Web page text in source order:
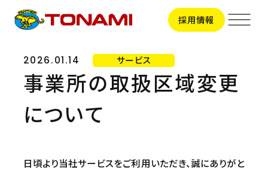
採用情報
サービス
輸送事業
ビジネスサポート
拠点一覧
拠点一覧TOP
会社情報
2026.01.14 サービス
事業所の取扱区域変更
について
日頃より当社サービスをご利用いただき、誠にありがと